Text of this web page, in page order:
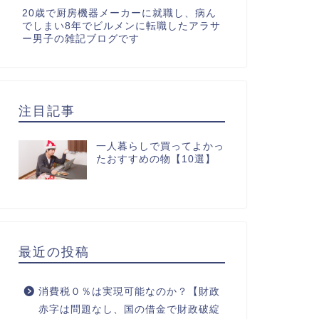
20歳で厨房機器メーカーに就職し、病ん
でしまい8年でビルメンに転職したアラサ
ー男子の雑記ブログです
注目記事
一人暮らしで買ってよかっ
たおすすめの物【10選】
最近の投稿
消費税０％は実現可能なのか？【財政
赤字は問題なし、国の借金で財政破綻